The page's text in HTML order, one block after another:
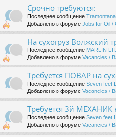
Срочно требуются:
Последнее сообщение
Добавлено в форуме Jobs for Oil /
На сухогруз Волжский
Последнее сообщение MARLIN
Добавлено в форуме Vacancies /
Требуется ПОВАР на
Последнее сообщение Seven feet
Добавлено в форуме Vacancies /
Требуется 3й МЕХАНИК
Последнее сообщение Seven feet
Добавлено в форуме Vacancies /